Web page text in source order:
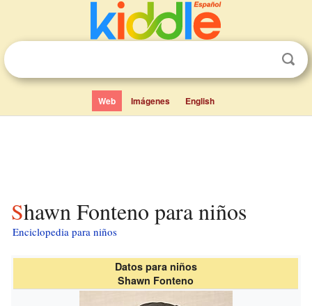
Web Imágenes English
Shawn Fonteno para niños
Enciclopedia para niños
Datos para niños
Shawn Fonteno